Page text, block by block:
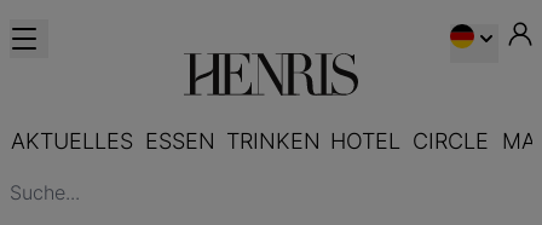
AKTUELLES ESSEN TRINKEN HOTEL CIRCLE